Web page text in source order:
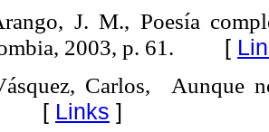
J. M., Poesía
2003, p. 61. [
Carlos,
Aunque
[ Links ]